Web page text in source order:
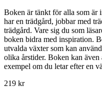
Boken är tänkt för alla som är
har en trädgård, jobbar med
trädgård. Vare sig du som
boken bidra med inspiration.
utvalda växter som kan
olika årstider. Boken kan
exempel om du letar efter en
219 kr